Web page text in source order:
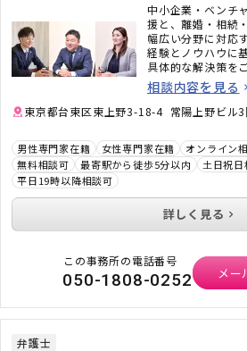
中小企業・ベンチ
援と、離婚・相続
幅広い分野に対応
経験とノウハウに
具体的な解決策を
話を聞いてもらえ
と言っていただく
安心してご相談く
相談内容を見る
東京都台東区東上野3-18-4 常陽上野ビル3
男性専門家在籍 女性専門家在籍 オンライン
無料相談可
最寄駅から徒歩5分以内
土日祝
平日19時以降相談可
詳しく見る
この事務所の電話番号
050-1808-0252 メー
弁護士